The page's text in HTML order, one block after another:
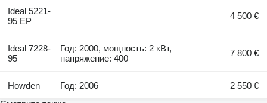
Ideal 5221-
95 EP
4 500 €
Ideal 7228-
95
Год: 2000, мощность: 2 кВт,
напряжение: 400
7 800 €
Howden Год: 2006
2 550 €